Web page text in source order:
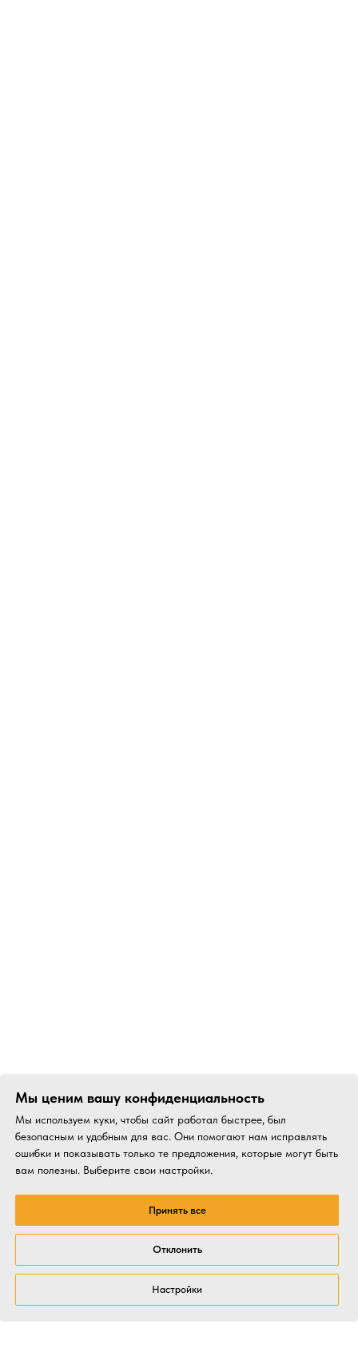
Мы ценим вашу конфиденциальность
Мы используем куки, чтобы сайт работал быстрее, был
безопасным и удобным для вас. Они помогают нам исправлять
ошибки и показывать только те предложения, которые могут быть
вам полезны. Выберите свои настройки.
Принять все
Отклонить
Настройки